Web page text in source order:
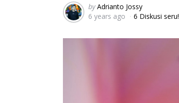
Posted
by
by Adrianto Jossy
6 years ago
6 Diskusi seru!